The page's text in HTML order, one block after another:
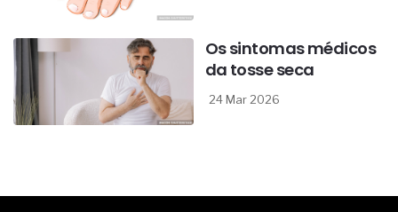
Os sintomas médicos
da tosse seca
24 Mar 2026